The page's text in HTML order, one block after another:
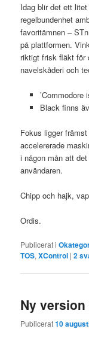
Idag blir det ett
regelbundenhet
favoritämnen –
på plattformen.
riktigt frisk fläkt för
navelskåderi och
’Commodore
Black finns
Fokus ligger
accelererade
i någon mån att
användaren.
Chipp och hajk,
Ordis.
Publicerat i
TOS,XControl |2
Ny version
Publicerat10